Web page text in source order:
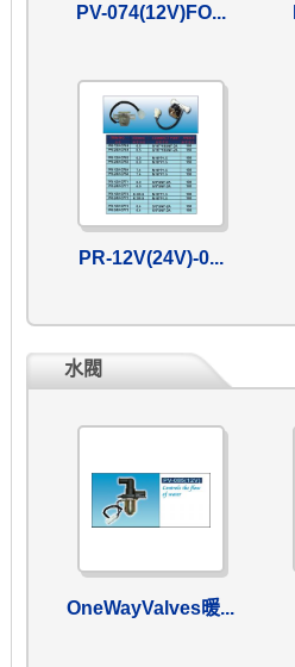
PV-074(12V)FO...
PR-12V(24V)-0...
水閥
OneWayValves暖...